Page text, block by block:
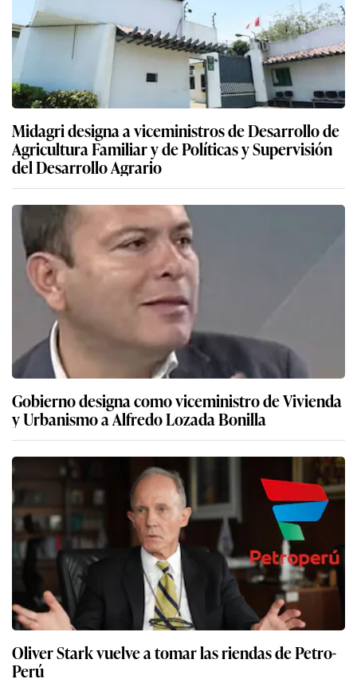
Midagri designa a viceministros de Desarrollo de
Agricultura Familiar y de Políticas y Supervisión
del Desarrollo Agrario
Gobierno designa como viceministro de Vivienda
y Urbanismo a Alfredo Lozada Bonilla
Oliver Stark vuelve a tomar las riendas de Petro-
Perú